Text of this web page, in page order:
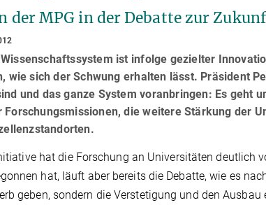
der MPG in der Debatte zur
Wissenschaftssystem ist infolge gezielter
wie sich der Schwung erhalten lässt. Präsident
und das ganze System voranbringen: Es geht
Forschungsmissionen, die weitere Stärkung der
hat die Forschung an Universitäten deutlich
hat, läuft aber bereits die Debatte, wie es
geben, sondern die Verstetigung und den